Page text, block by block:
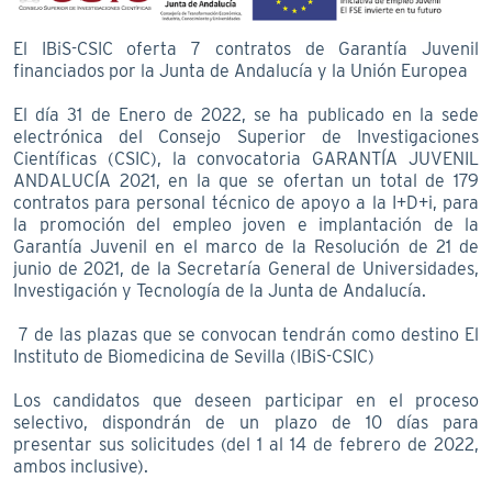
El IBiS-CSIC oferta 7 contratos de Garantía Juvenil
financiados por la Junta de Andalucía y la Unión Europea
El día 31 de Enero de 2022, se ha publicado en la sede
electrónica del Consejo Superior de Investigaciones
Científicas (CSIC), la convocatoria GARANTÍA JUVENIL
ANDALUCÍA 2021, en la que se ofertan un total de 179
contratos para personal técnico de apoyo a la I+D+i, para
la promoción del empleo joven e implantación de la
Garantía Juvenil en el marco de la Resolución de 21 de
junio de 2021, de la Secretaría General de Universidades,
Investigación y Tecnología de la Junta de Andalucía.
7 de las plazas que se convocan tendrán como destino El
Instituto de Biomedicina de Sevilla (IBiS-CSIC)
Los candidatos que deseen participar en el proceso
selectivo, dispondrán de un plazo de 10 días para
presentar sus solicitudes (del 1 al 14 de febrero de 2022,
ambos inclusive).